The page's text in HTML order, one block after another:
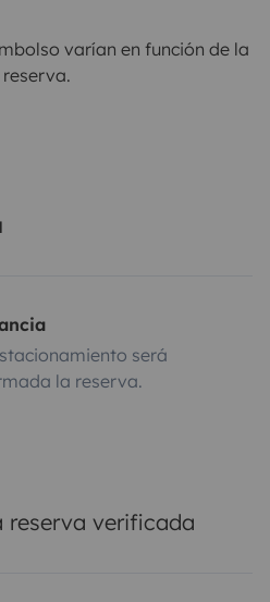
varían en función de la
será
la reserva.
reserva verificada